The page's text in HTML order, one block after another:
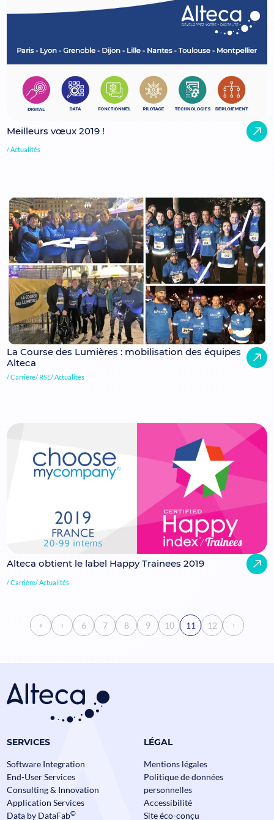
Meilleurs vœux 2019 !
Actualités
La Course des Lumières : mobilisation des équipes
Alteca
Carrière RSE Actualités
Alteca obtient le label Happy Trainees 2019
Carrière Actualités
« ‹ 6 7 8 9 10 11 12 ›
SERVICES
Software Integration
End-User Services
Consulting & Innovation
Application Services
Data by DataFab©
LÉGAL
Mentions légales
Politique de données
personnelles
Accessibilité
Site éco-conçu